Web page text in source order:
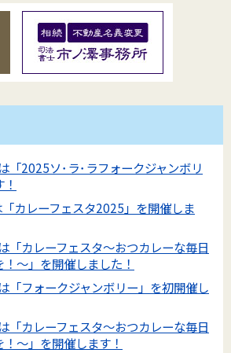
「2025ソ･ラ･ラフォークジャンボリ
カレーフェスタ2025」を開催しま
「カレーフェスタ～おつカレーな毎日
～」を開催しました！
「フォークジャンボリー」を初開催し
「カレーフェスタ～おつカレーな毎日
～」を開催します！